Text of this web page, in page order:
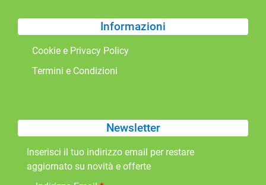
Informazioni
Cookie e Privacy Policy
Termini e Condizioni
Newsletter
Inserisci il tuo indirizzo email per restare
aggiornato su novità e offerte